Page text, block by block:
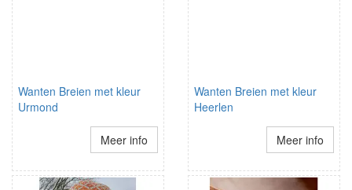
Wanten Breien met kleur
Urmond
Meer info
Wanten Breien met kleur
Heerlen
Meer info